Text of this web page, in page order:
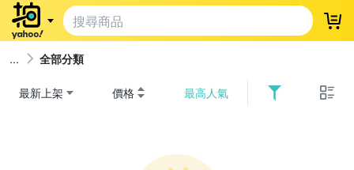
登
全部分類
最新上架 價格 最高人氣